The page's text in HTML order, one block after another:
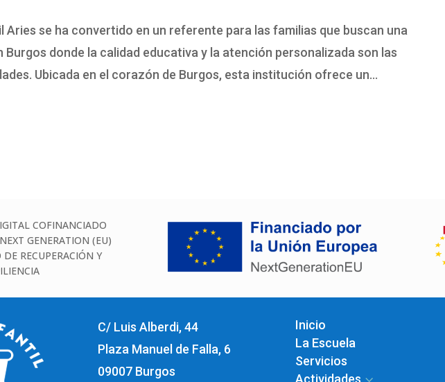
Aries se ha convertido en un referente para las familias que buscan una
Burgos donde la calidad educativa y la atención personalizada son las
Ubicada en el corazón de Burgos, esta institución ofrece un...
COFINANCIADO
GENERATION (EU)
RECUPERACIÓN Y
C/ Luis Alberdi, 44
Plaza Manuel de Falla, 6
09007 Burgos
Inicio
La Escuela
Servicios
Actividades